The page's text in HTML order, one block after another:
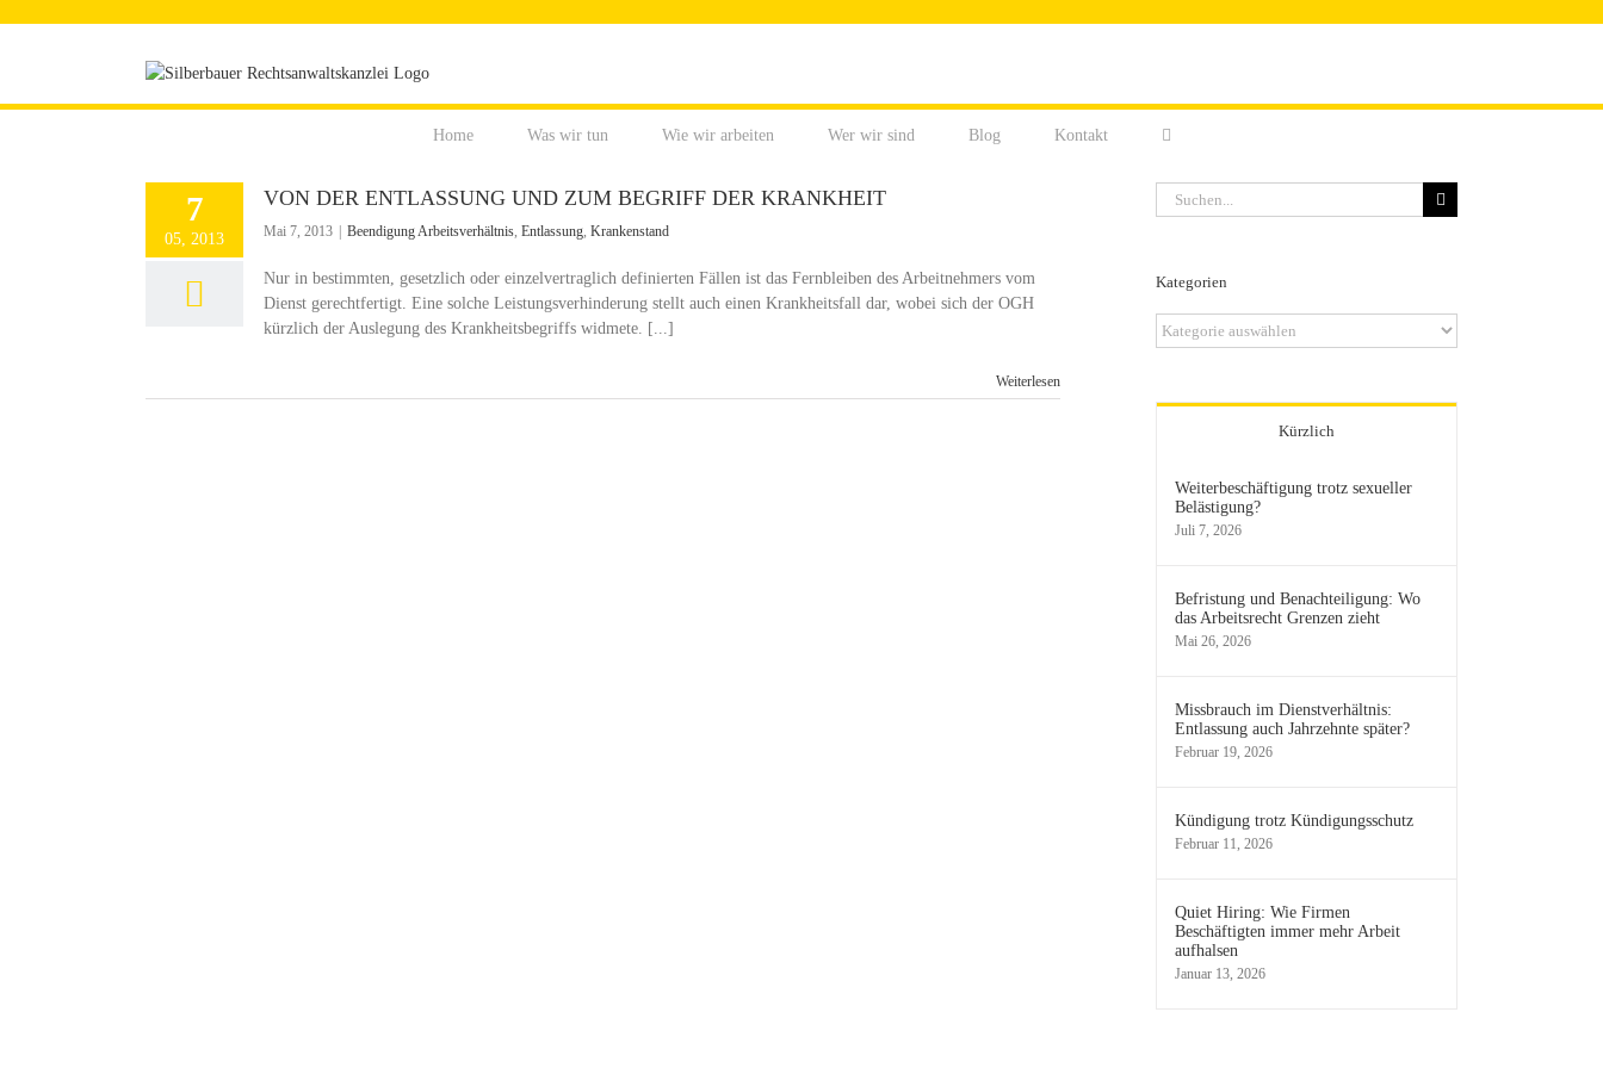
Home Was wir tun Wie wir arbeiten Wer wir sind Blog Kontakt
7
05, 2013
VON DER ENTLASSUNG UND ZUM BEGRIFF DER KRANKHEIT
Mai 7, 2013 Beendigung Arbeitsverhältnis, Entlassung, Krankenstand
Nur in bestimmten, gesetzlich oder einzelvertraglich definierten Fällen ist das Fernbleiben des Arbeitnehmers vom
Dienst gerechtfertigt. Eine solche Leistungsverhinderung stellt auch einen Krankheitsfall dar, wobei sich der OGH
kürzlich der Auslegung des Krankheitsbegriffs widmete. [...]
Weiterlesen
Suche
nach:
Kategorien
Kategorien
Kürzlich
Weiterbeschäftigung trotz sexueller
Belästigung?
Juli 7, 2026
Befristung und Benachteiligung: Wo
das Arbeitsrecht Grenzen zieht
Mai 26, 2026
Missbrauch im Dienstverhältnis:
Entlassung auch Jahrzehnte später?
Februar 19, 2026
Kündigung trotz Kündigungsschutz
Februar 11, 2026
Quiet Hiring: Wie Firmen
Beschäftigten immer mehr Arbeit
aufhalsen
Januar 13, 2026